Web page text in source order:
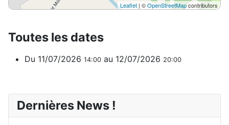
Leaflet | ©OpenStreetMapcontributors
Toutes les dates
Du 11/07/2026 14:00 au 12/07/2026 20:00
Dernières News !